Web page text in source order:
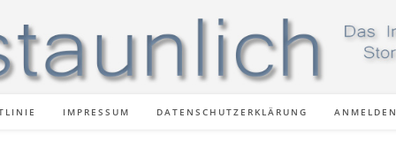
IMPRESSUM DATENSCHUTZERKLÄRUNG ANMELDEN